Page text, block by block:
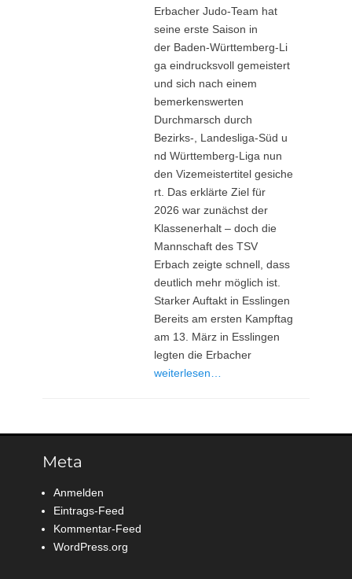
Erbacher Judo‑Team hat
seine erste Saison in
der Baden‑Württemberg‑Li
ga eindrucksvoll gemeistert
und sich nach einem
bemerkenswerten
Durchmarsch durch
Bezirks‑, Landesliga‑Süd u
nd Württemberg‑Liga nun
den Vizemeistertitel gesiche
rt. Das erklärte Ziel für
2026 war zunächst der
Klassenerhalt – doch die
Mannschaft des TSV
Erbach zeigte schnell, dass
deutlich mehr möglich ist.
Starker Auftakt in Esslingen
Bereits am ersten Kampftag
am 13. März in Esslingen
legten die Erbacher
weiterlesen…
Meta
Anmelden
Eintrags-Feed
Kommentar-Feed
WordPress.org